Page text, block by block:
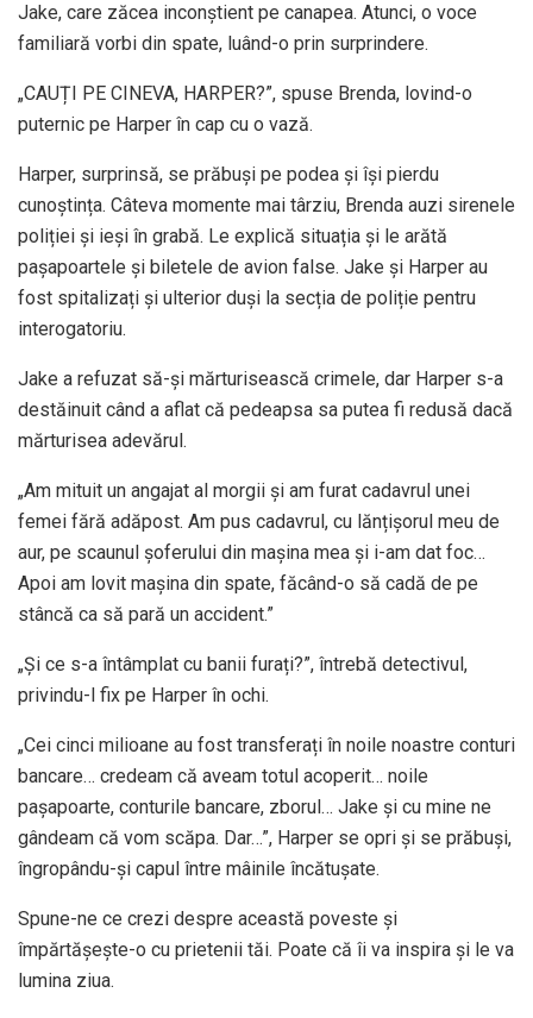
Jake, care zăcea inconștient pe canapea. Atunci, o voce
familiară vorbi din spate, luând-o prin surprindere.
„CAUȚI PE CINEVA, HARPER?”, spuse Brenda, lovind-o
puternic pe Harper în cap cu o vază.
Harper, surprinsă, se prăbuși pe podea și își pierdu
cunoștința. Câteva momente mai târziu, Brenda auzi sirenele
poliției și ieși în grabă. Le explică situația și le arătă
pașapoartele și biletele de avion false. Jake și Harper au
fost spitalizați și ulterior duși la secția de poliție pentru
interogatoriu.
Jake a refuzat să-și mărturisească crimele, dar Harper s-a
destăinuit când a aflat că pedeapsa sa putea fi redusă dacă
mărturisea adevărul.
„Am mituit un angajat al morgii și am furat cadavrul unei
femei fără adăpost. Am pus cadavrul, cu lănțișorul meu de
aur, pe scaunul șoferului din mașina mea și i-am dat foc…
Apoi am lovit mașina din spate, făcând-o să cadă de pe
stâncă ca să pară un accident.”
„Și ce s-a întâmplat cu banii furați?”, întrebă detectivul,
privindu-l fix pe Harper în ochi.
„Cei cinci milioane au fost transferați în noile noastre conturi
bancare… credeam că aveam totul acoperit… noile
pașapoarte, conturile bancare, zborul… Jake și cu mine ne
gândeam că vom scăpa. Dar…”, Harper se opri și se prăbuși,
îngropându-și capul între mâinile încătușate.
Spune-ne ce crezi despre această poveste și
împărtășește-o cu prietenii tăi. Poate că îi va inspira și le va
lumina ziua.